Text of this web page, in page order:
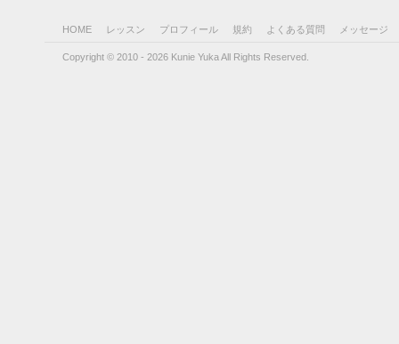
HOME レッスン プロフィール 規約 よくある質問 メッセージ
Copyright © 2010 - 2026 Kunie Yuka All Rights Reserved.